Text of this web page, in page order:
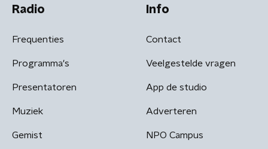
Radio
Frequenties
Programma's
Presentatoren
Muziek
Gemist
Info
Contact
Veelgestelde vragen
App de studio
Adverteren
NPO Campus